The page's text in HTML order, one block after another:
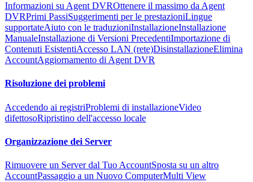
Informazioni su Agent DVROttenere il massimo da Agent
DVRPrimi PassiSuggerimenti per le prestazioniLingue
supportateAiuto con le traduzioniInstallazioneInstallazione
ManualeInstallazione di Versioni PrecedentiImportazione di
Contenuti EsistentiAccesso LAN (rete)DisinstallazioneElimina
AccountAggiornamento di Agent DVR
Risoluzione dei problemi
Accedendo ai registriProblemi di installazioneVideo
difettosoRipristino dell'accesso locale
Organizzazione dei Server
Rimuovere un Server dal Tuo AccountSposta su un altro
AccountPassaggio a un Nuovo ComputerMulti View